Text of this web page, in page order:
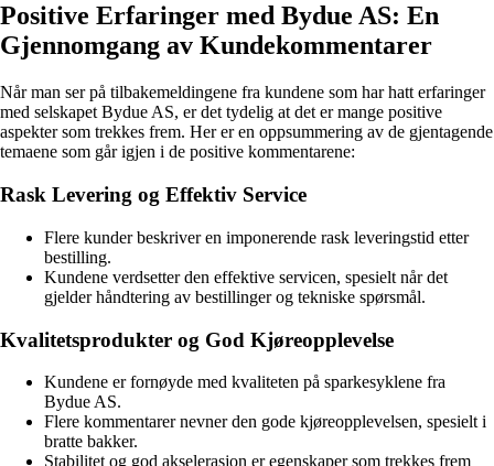
Positive Erfaringer med Bydue AS: En
Gjennomgang av Kundekommentarer
Når man ser på tilbakemeldingene fra kundene som har hatt erfaringer
med selskapet Bydue AS, er det tydelig at det er mange positive
aspekter som trekkes frem. Her er en oppsummering av de gjentagende
temaene som går igjen i de positive kommentarene:
Rask Levering og Effektiv Service
Flere kunder beskriver en imponerende rask leveringstid etter
bestilling.
Kundene verdsetter den effektive servicen, spesielt når det
gjelder håndtering av bestillinger og tekniske spørsmål.
Kvalitetsprodukter og God Kjøreopplevelse
Kundene er fornøyde med kvaliteten på sparkesyklene fra
Bydue AS.
Flere kommentarer nevner den gode kjøreopplevelsen, spesielt i
bratte bakker.
Stabilitet og god akselerasjon er egenskaper som trekkes frem